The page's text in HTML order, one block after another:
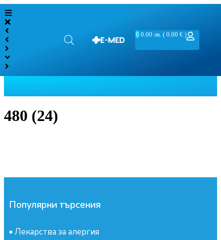
0 0.00лв. ( 0.00 € )
480 (24)
Популярни търсения
• Лекарства за алергия